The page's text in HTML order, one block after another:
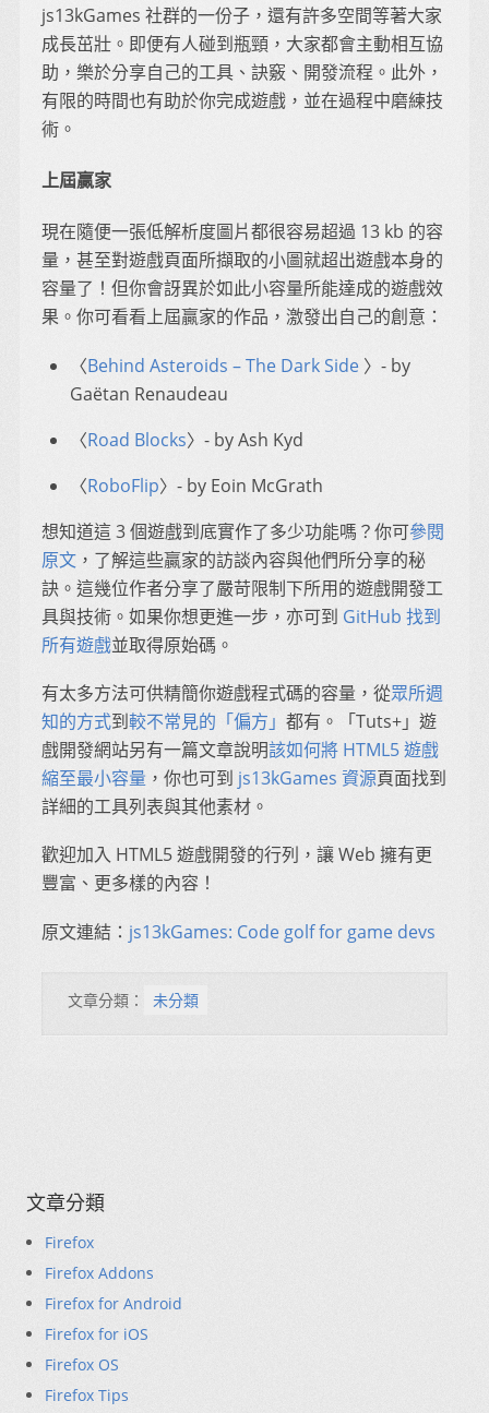
js13kGames 社群的一份子，還有許多空間等著大家
成長茁壯。即便有人碰到瓶頸，大家都會主動相互協
助，樂於分享自己的工具、訣竅、開發流程。此外，
有限的時間也有助於你完成遊戲，並在過程中磨練技
術。
上屆贏家
現在隨便一張低解析度圖片都很容易超過 13 kb 的容
量，甚至對遊戲頁面所擷取的小圖就超出遊戲本身的
容量了！但你會訝異於如此小容量所能達成的遊戲效
果。你可看看上屆贏家的作品，激發出自己的創意：
〈Behind Asteroids – The Dark Side〉- by
Gaëtan Renaudeau
〈Road Blocks〉- by Ash Kyd
〈RoboFlip〉- by Eoin McGrath
想知道這 3 個遊戲到底實作了多少功能嗎？你可參閱
原文 ，了解這些贏家的訪談內容與他們所分享的秘
訣。這幾位作者分享了嚴苛限制下所用的遊戲開發工
具與技術。如果你想更進一步，亦可到 GitHub 找到
所有遊戲並取得原始碼。
有太多方法可供精簡你遊戲程式碼的容量，從眾所週
知的方式到較不常見的「偏方」 都有。「Tuts+」遊
戲開發網站另有一篇文章說明該如何將 HTML5 遊戲
縮至最小容量 ，你也可到 js13kGames 資源頁面找到
詳細的工具列表與其他素材。
歡迎加入 HTML5 遊戲開發的行列，讓 Web 擁有更
豐富、更多樣的內容！
原文連結： js13kGames: Code golf for game devs
文章分類： 未分類
文章分類
Firefox
Firefox Addons
Firefox for Android
Firefox for iOS
Firefox OS
Firefox Tips